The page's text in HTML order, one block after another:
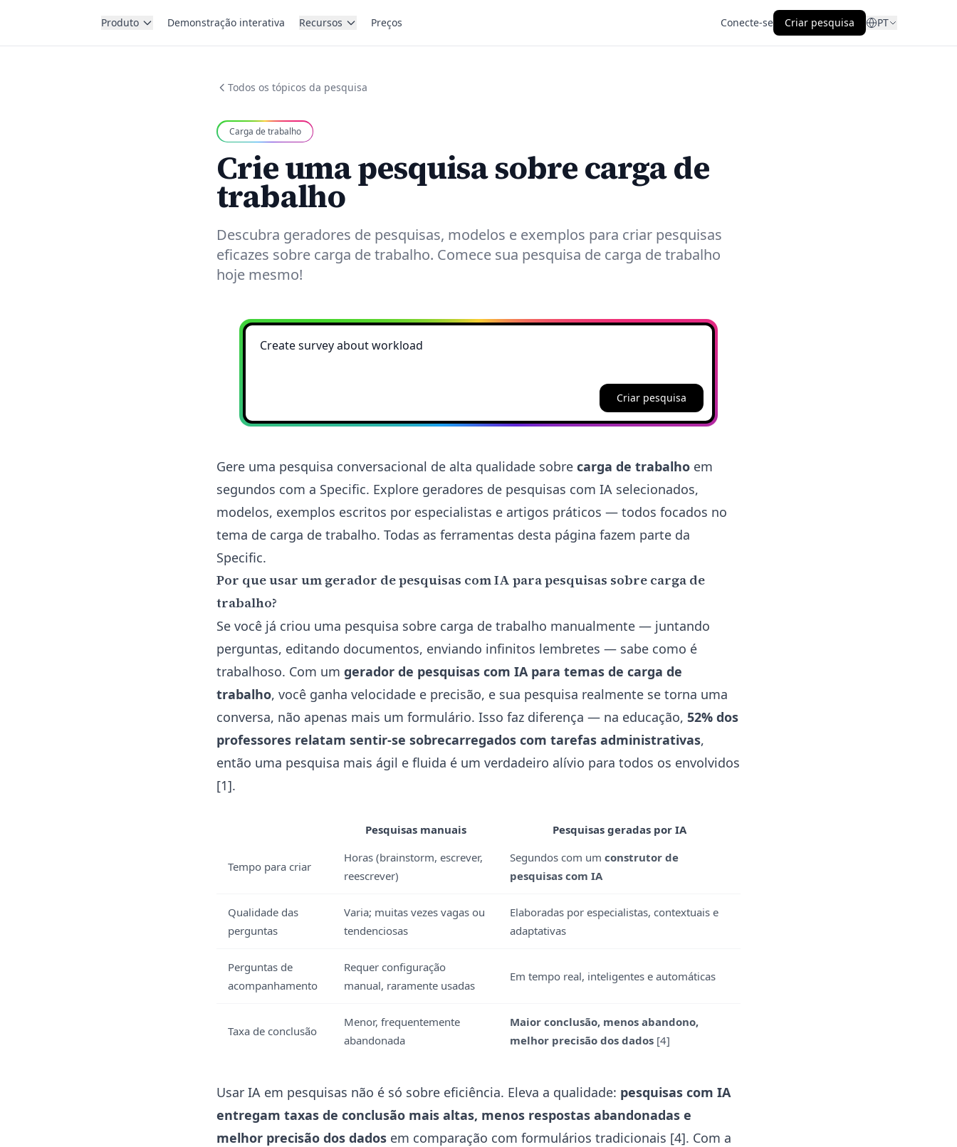
Produto Demonstração interativa Recursos Preços Conecte-se Criar pesquisa PT
Todos os tópicos da pesquisa
Carga de trabalho
Crie uma pesquisa sobre carga de
trabalho
Descubra geradores de pesquisas, modelos e exemplos para criar pesquisas
eficazes sobre carga de trabalho. Comece sua pesquisa de carga de trabalho
hoje mesmo!
Criar pesquisa
Gere uma pesquisa conversacional de alta qualidade sobre carga de trabalho em
segundos com a Specific. Explore geradores de pesquisas com IA selecionados,
modelos, exemplos escritos por especialistas e artigos práticos — todos focados no
tema de carga de trabalho. Todas as ferramentas desta página fazem parte da
Specific.
Por que usar um gerador de pesquisas com IA para pesquisas sobre carga de
trabalho?
Se você já criou uma pesquisa sobre carga de trabalho manualmente — juntando
perguntas, editando documentos, enviando infinitos lembretes — sabe como é
trabalhoso. Com um gerador de pesquisas com IA para temas de carga de
trabalho, você ganha velocidade e precisão, e sua pesquisa realmente se torna uma
conversa, não apenas mais um formulário. Isso faz diferença — na educação, 52% dos
professores relatam sentir-se sobrecarregados com tarefas administrativas,
então uma pesquisa mais ágil e fluida é um verdadeiro alívio para todos os envolvidos
[1].
Pesquisas manuais Pesquisas geradas por IA
Tempo para criar
Horas (brainstorm, escrever,
reescrever)
Segundos com um construtor de
pesquisas com IA
Qualidade das
perguntas
Varia; muitas vezes vagas ou
tendenciosas
Elaboradas por especialistas, contextuais e
adaptativas
Perguntas de
acompanhamento
Requer configuração
manual, raramente usadas
Em tempo real, inteligentes e automáticas
Taxa de conclusão
Menor, frequentemente
abandonada
Maior conclusão, menos abandono,
melhor precisão dos dados [4]
Usar IA em pesquisas não é só sobre eficiência. Eleva a qualidade: pesquisas com IA
entregam taxas de conclusão mais altas, menos respostas abandonadas e
melhor precisão dos dados em comparação com formulários tradicionais [4]. Com a